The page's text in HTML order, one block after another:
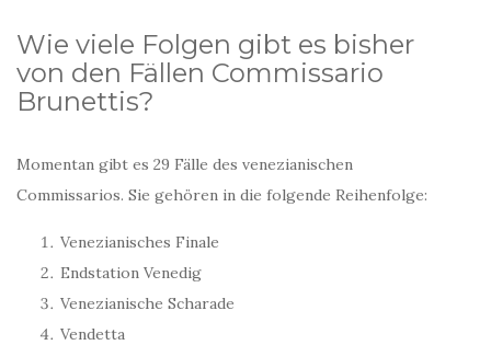
Wie viele Folgen gibt es bisher
von den Fällen Commissario
Brunettis?
Momentan gibt es 29 Fälle des venezianischen
Commissarios. Sie gehören in die folgende Reihenfolge:
Venezianisches Finale
Endstation Venedig
Venezianische Scharade
Vendetta